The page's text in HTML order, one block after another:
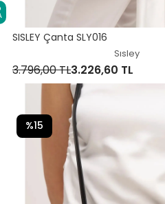
SISLEY Çanta SLY016
Sısley
3.796,00 TL3.226,60 TL
%15